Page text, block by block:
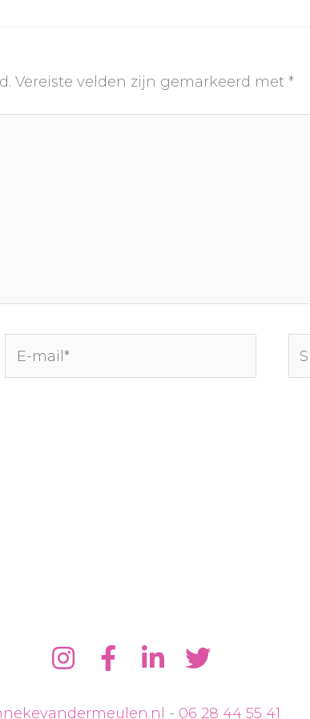
Vereiste velden zijn gemarkeerd met *
mail*
- 06 28 44 55 41